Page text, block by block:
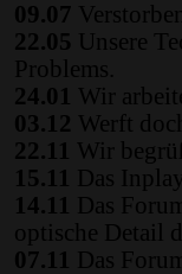
09.07
22.05 Unsere
Problems.
24.01 Wir
03.12 Werft
22.11 Wir
15.11 Das
14.11 Das
optische Detail
07.11 Das